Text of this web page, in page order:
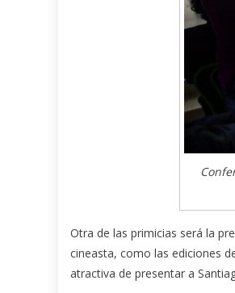
Otra de las primicias será la
cineasta, como las ediciones
atractiva de presentar a